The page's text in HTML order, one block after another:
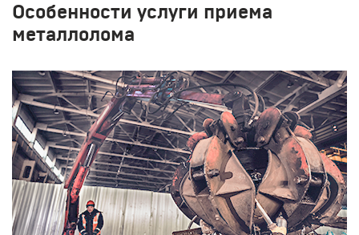
Особенности услуги приема
металлолома